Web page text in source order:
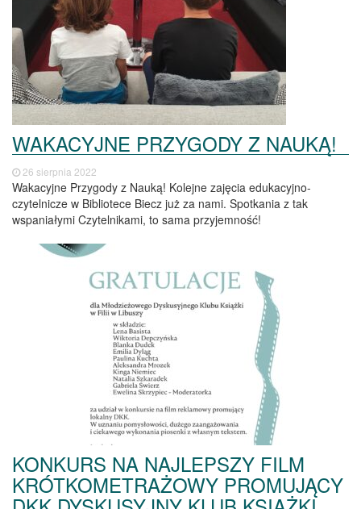
WAKACYJNE PRZYGODY Z NAUKĄ!
26 sierpnia 2022
Wakacyjne Przygody z Nauką! Kolejne zajęcia edukacyjno-
czytelnicze w Bibliotece Biecz już za nami. Spotkania z tak
wspaniałymi Czytelnikami, to sama przyjemność!
KONKURS NA NAJLEPSZY FILM
KRÓTKOMETRAŻOWY PROMUJĄCY